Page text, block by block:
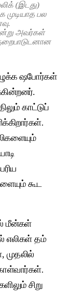
(இடது)
முடியாத பல
அவர்கள்
ஷபோர்கள்
காட்டுப்
கூட
மீன்கள்
எலிகள் தம்
முதலில்
கொள்வார்கள்.
சிறு